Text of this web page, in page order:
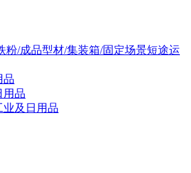
粉/成品型材/集装箱/固定场景短途运
品
用品
及日用品